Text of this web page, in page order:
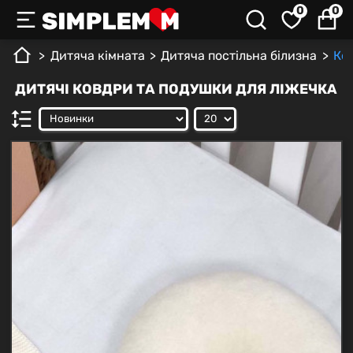
0 0
Дитяча кімната Дитяча постільна білизна
ДИТЯЧІ КОВДРИ ТА ПОДУШКИ ДЛЯ ЛІЖЕЧКА